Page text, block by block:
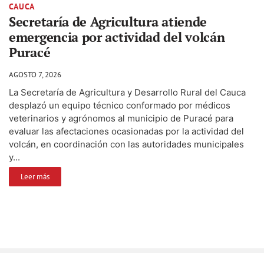
CAUCA
Secretaría de Agricultura atiende
emergencia por actividad del volcán
Puracé
AGOSTO 7, 2026
La Secretaría de Agricultura y Desarrollo Rural del Cauca
desplazó un equipo técnico conformado por médicos
veterinarios y agrónomos al municipio de Puracé para
evaluar las afectaciones ocasionadas por la actividad del
volcán, en coordinación con las autoridades municipales
y...
Leer más